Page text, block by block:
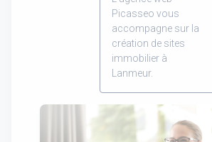
Picasseo vous
accompagne sur la
création de sites
immobilier à
Lanmeur.